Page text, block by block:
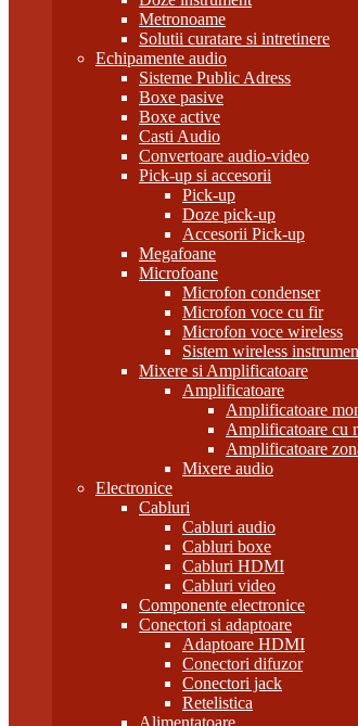
Metronoame
Solutii curatare si intretinere
Echipamente audio
Sisteme Public Adress
Boxe pasive
Boxe active
Casti Audio
Convertoare audio-video
Pick-up si accesorii
Pick-up
Doze pick-up
Accesorii Pick-up
Megafoane
Microfoane
Microfon condenser
Microfon voce cu fir
Microfon voce wireless
Sistem wireless
Mixere si Amplificatoare
Amplificatoare
Amplificatoare
Amplificatoare cu
Amplificatoare
Mixere audio
Electronice
Cabluri
Cabluri audio
Cabluri boxe
Cabluri HDMI
Cabluri video
Componente electronice
Conectori si adaptoare
Adaptoare HDMI
Conectori difuzor
Conectori jack
Retelistica
Alimentatoare